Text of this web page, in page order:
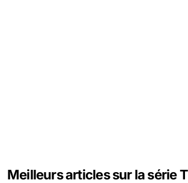
Meilleurs articles sur la série